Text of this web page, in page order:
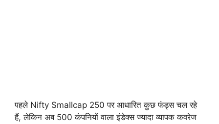
पहले Nifty Smallcap 250 पर आधारित कुछ फंड्स चल रहे
हैं, लेकिन अब 500 कंपनियों वाला इंडेक्स ज्यादा व्यापक कवरेज